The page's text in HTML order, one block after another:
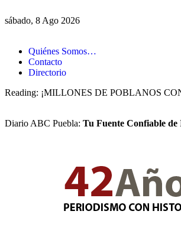
sábado, 8 Ago 2026
Quiénes Somos…
Contacto
Directorio
Reading: ¡MILLONES DE POBLANOS
Diario ABC Puebla: Tu Fuente Confiable